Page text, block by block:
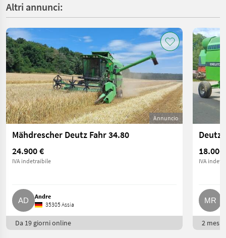
Altri annunci:
Annuncio
Mähdrescher Deutz Fahr 34.80
24.900 €
IVA indetraibile
Andre
35305 Assia
Da 19 giorni online
Deutz-
18.000
IVA
2 mesi